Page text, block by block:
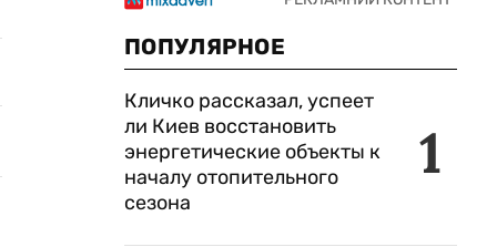
ПОПУЛЯРНОЕ
1
Кличко рассказал, успеет
ли Киев восстановить
энергетические объекты к
началу отопительного
сезона